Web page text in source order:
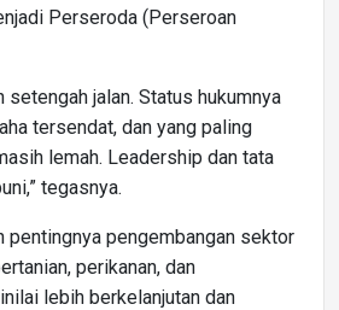
Perseroda (Perseroan
setengah jalan. Status hukumnya
tersendat, dan yang paling
lemah. Leadership dan tata
tegasnya.
pentingnya pengembangan sektor
perikanan, dan
lebih berkelanjutan dan